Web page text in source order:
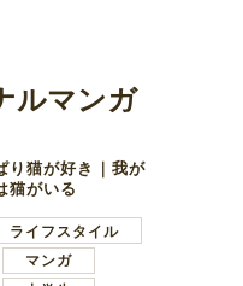
ルマンガ
り猫が好き｜我が
猫がいる
ライフスタイル
マンガ